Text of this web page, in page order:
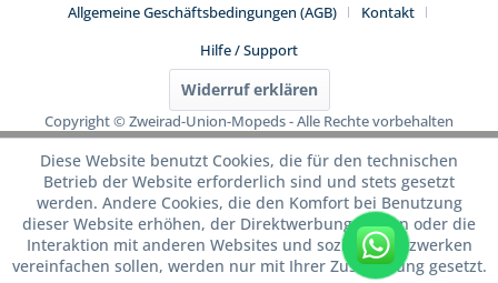
Allgemeine Geschäftsbedingungen (AGB)
Kontakt
Hilfe / Support
Widerruf erklären
Copyright © Zweirad-Union-Mopeds - Alle Rechte vorbehalten
WhatsApp
Diese Website benutzt Cookies, die für den technischen
Betrieb der Website erforderlich sind und stets gesetzt
werden. Andere Cookies, die den Komfort bei Benutzung
dieser Website erhöhen, der Direktwerbung dienen oder die
Interaktion mit anderen Websites und sozialen Netzwerken
vereinfachen sollen, werden nur mit Ihrer Zustimmung gesetzt.